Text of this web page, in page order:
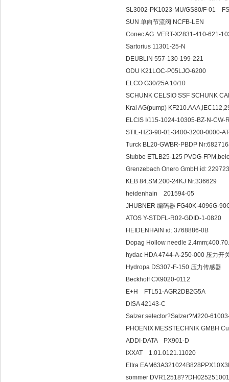
SL3002-PK1023-MU/GS80/F-01
SUN 单向节流阀 NCFB-LEN
Conec AG VERT-X2831-410-621-
Sartorius 11301-25-N
DEUBLIN 557-130-199-221
ODU K21LOC-P05LJO-6200
ELCO G30/25A 10/10
SCHUNK CELSIO SSF SCHUNK
Kral AG(pump)
ELCIS I/115-1024-10305-BZ-N-CW-
STIL-HZ3-90-01-3400-3200-0000-
Turck BL20-GWBR-PBDP
Stubbe ETLB25-125 PVDG-
Grenzebach Onero GmbH id:
KEB 84.SM.200-24KJ Nr.336629
heidenhain 201594-05
JHUBNER 编码器 FG40K-4096G-
ATOS Y-STDFL-R02-GDID-1-0820
HEIDENHAIN id: 3768886-0B
Dopag Hollow needle
hydac HDA 4744-A-250-000 压力开
Hydropa DS307-F-150 压力传感器
Beckhoff CX9020-0112
E+H FTL51-AGR2DB2G5A
DISA 42143-C
Salzer selector?Salzer?M220-
PHOENIX MESSTECHNIK GMBH
ADDI-DATA PX901-D
IXXAT 1.01.0121.11020
Eltra
sommer